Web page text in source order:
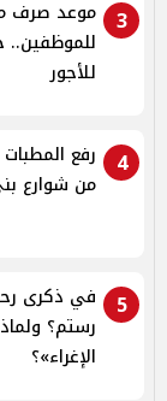
3
للموظفين..
للأجور
4
من شوارع
5
في ذكرى
رستم؟
الإغراء»؟